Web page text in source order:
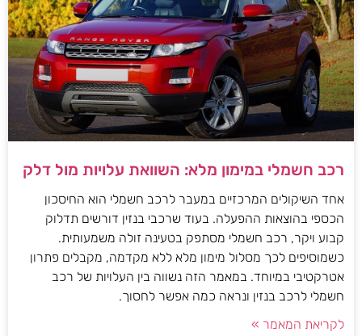
רכב חשמלי במימון מלא: השוואת עלויות מול דלק
אחד השיקולים המרכזיים במעבר לרכב חשמלי הוא החיסכון
הכספי בהוצאות ההפעלה. בעוד שרכבי בנזין דורשים תדלוק
קבוע ויקר, רכב חשמלי מסתפק בטעינה זולה משמעותית.
כשמוסיפים לכך מסלול מימון מלא ללא מקדמה, מקבלים פתרון
אטרקטיבי במיוחד. במאמר הזה נשווה בין העלויות של רכב
חשמלי לרכב בנזין ונראה כמה אפשר לחסוך.
לקריאת המאמר »